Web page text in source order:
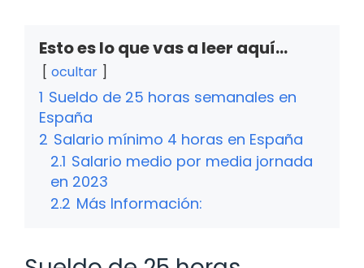
Esto es lo que vas a leer aquí...
ocultar
1 Sueldo de 25 horas semanales en
España
2 Salario mínimo 4 horas en España
2.1 Salario medio por media jornada
en 2023
2.2 Más Información: